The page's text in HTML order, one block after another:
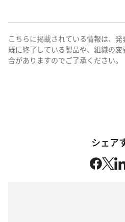
こちらに掲載されている情報は、
既に終了している製品や、組織の
合がありますのでご了承ください。
シェア